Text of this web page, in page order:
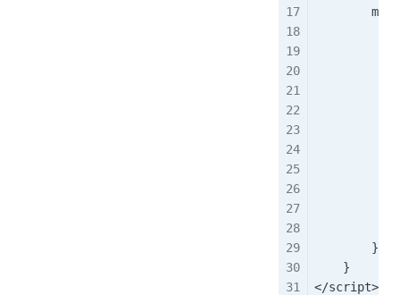
        }
    }
</script>